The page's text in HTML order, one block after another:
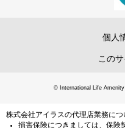
個人
この
© International Life
株式会社アイラスの代理店業務につ
損害保険につきましては、保険